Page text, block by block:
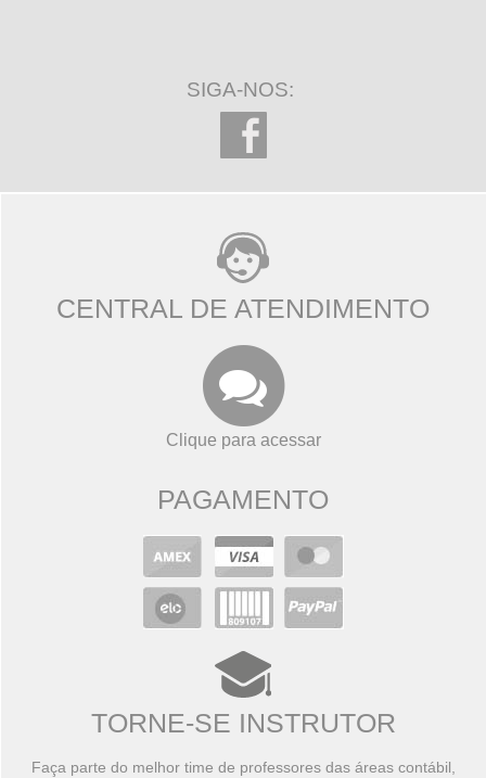
SIGA-NOS:
CENTRAL DE ATENDIMENTO
Clique para acessar
PAGAMENTO
TORNE-SE INSTRUTOR
Faça parte do melhor time de professores das áreas contábil,